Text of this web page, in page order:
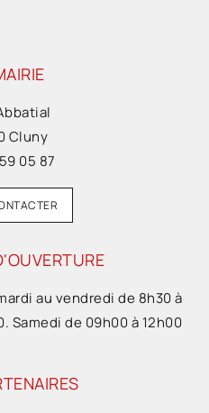
Cluny
05 87
au vendredi de 8h30 à
Samedi de 09h00 à 12h00